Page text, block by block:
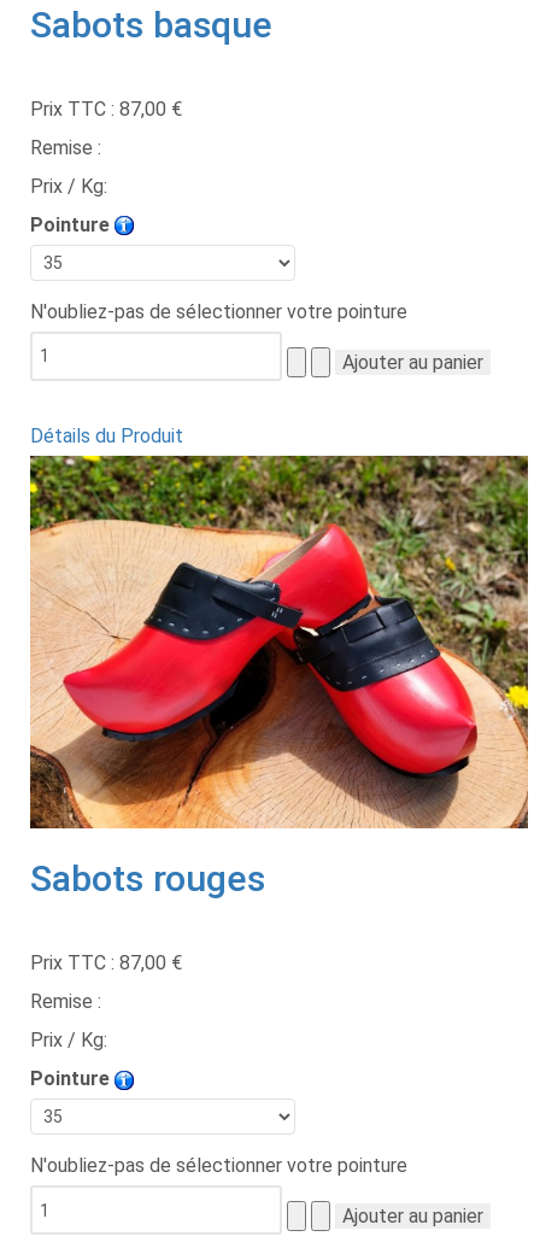
Sabots basque
Prix TTC : 87,00 €
Remise :
Prix / Kg:
Pointure
N'oubliez-pas de sélectionner votre pointure
Détails du Produit
Sabots rouges
Prix TTC : 87,00 €
Remise :
Prix / Kg:
Pointure
N'oubliez-pas de sélectionner votre pointure